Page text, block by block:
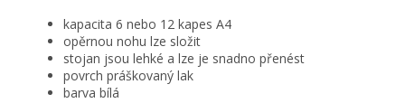
kapacita 6 nebo 12 kapes A4
opěrnou nohu lze složit
stojan jsou lehké a lze je snadno přenést
povrch práškovaný lak
barva bílá